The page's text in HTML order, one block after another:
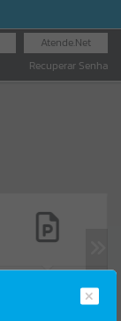
Atende.Net
Recuperar Senha